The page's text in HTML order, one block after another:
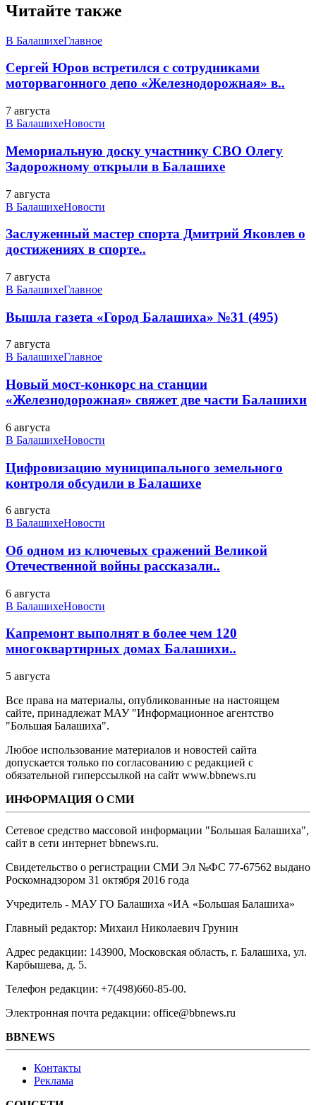
Читайте также
В БалашихеГлавное
Сергей Юров встретился с сотрудниками
моторвагонного депо «Железнодорожная» в..
7 августа
В БалашихеНовости
Мемориальную доску участнику СВО Олегу
Задорожному открыли в Балашихе
7 августа
В БалашихеНовости
Заслуженный мастер спорта Дмитрий Яковлев о
достижениях в спорте..
7 августа
В БалашихеГлавное
Вышла газета «Город Балашиха» №31 (495)
7 августа
В БалашихеГлавное
Новый мост-конкорс на станции
«Железнодорожная» свяжет две части Балашихи
6 августа
В БалашихеНовости
Цифровизацию муниципального земельного
контроля обсудили в Балашихе
6 августа
В БалашихеНовости
Об одном из ключевых сражений Великой
Отечественной войны рассказали..
6 августа
В БалашихеНовости
Капремонт выполнят в более чем 120
многоквартирных домах Балашихи..
5 августа
Все права на материалы, опубликованные на настоящем
сайте, принадлежат МАУ "Информационное агентство
"Большая Балашиха".
Любое использование материалов и новостей сайта
допускается только по согласованию с редакцией с
обязательной гиперссылкой на сайт www.bbnews.ru
ИНФОРМАЦИЯ О СМИ
Сетевое средство массовой информации "Большая Балашиха",
сайт в сети интернет bbnews.ru.
Свидетельство о регистрации СМИ Эл №ФС ‎77-67562 выдано
Роскомнадзором 31 октября 2016 года
Учредитель - МАУ ГО Балашиха «ИА «Большая Балашиха»
Главный редактор: Михаил Николаевич Грунин
Адрес редакции: 143900, Московская область, г. Балашиха, ул.
Карбышева, д. 5.
Телефон редакции: +7(498)660-85-00.
Электронная почта редакции: office@bbnews.ru
BBNEWS
Контакты
Реклама